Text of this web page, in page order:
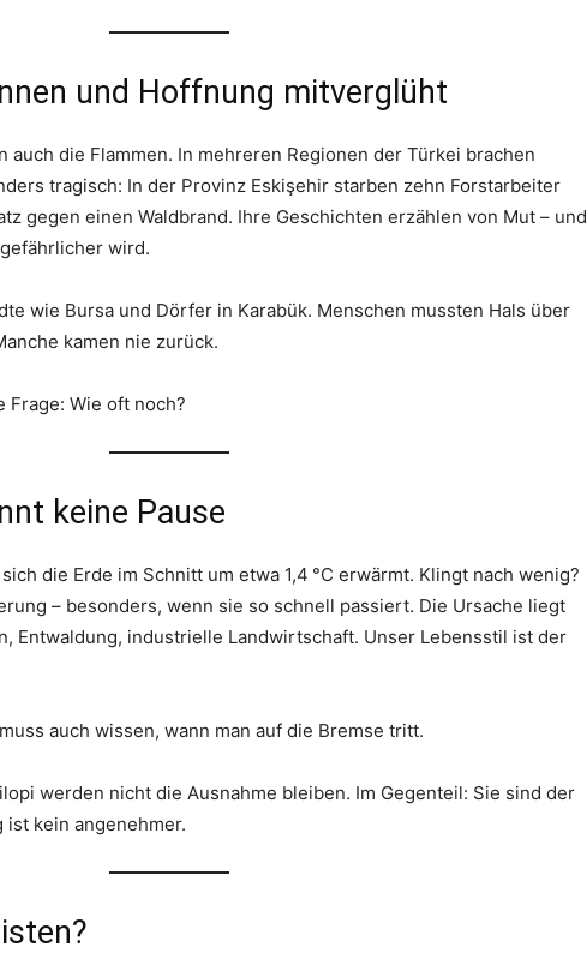
und Hoffnung mitverglüht
auch die Flammen. In mehreren Regionen der Türkei brachen
tragisch: In der Provinz Eskişehir starben zehn Forstarbeiter
gegen einen Waldbrand. Ihre Geschichten erzählen von Mut – und
wird.
wie Bursa und Dörfer in Karabük. Menschen mussten Hals über
kamen nie zurück.
Frage: Wie oft noch?
keine Pause
die Erde im Schnitt um etwa 1,4 °C erwärmt. Klingt nach wenig?
– besonders, wenn sie so schnell passiert. Die Ursache liegt
Entwaldung, industrielle Landwirtschaft. Unser Lebensstil ist der
auch wissen, wann man auf die Bremse tritt.
werden nicht die Ausnahme bleiben. Im Gegenteil: Sie sind der
ist kein angenehmer.